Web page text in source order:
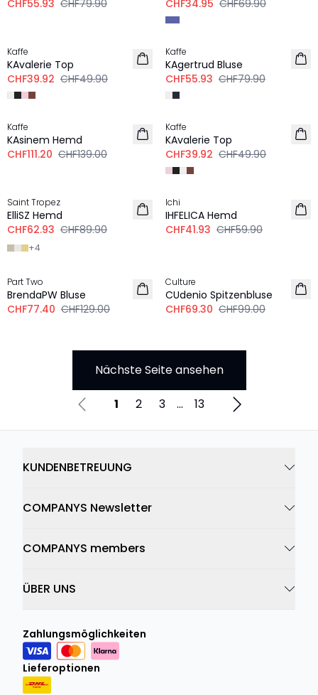
CHF55.93 CHF79.90
CHF34.95 CHF69.90
Kaffe
KAvalerie Top
CHF39.92 CHF49.90
-30%
Kaffe
KAgertrud Bluse
CHF55.93 CHF79.90
-20%
Kaffe
KAsinem Hemd
CHF111.20 CHF139.00
-20%
Kaffe
KAvalerie Top
CHF39.92 CHF49.90
LEINEN
Saint Tropez
ElliSZ Hemd
CHF62.93 CHF89.90
+4
-30%
Ichi
IHFELICA Hemd
CHF41.93 CHF59.90
LEINEN
-40%
Part Two
BrendaPW Bluse
CHF77.40 CHF129.00
Culture
CUdenio Spitzenbluse
CHF69.30 CHF99.00
Nächste Seite ansehen
1 2 3 ... 13
KUNDENBETREUUNG
COMPANYS Newsletter
COMPANYS members
ÜBER UNS
Zahlungsmöglichkeiten
Lieferoptionen